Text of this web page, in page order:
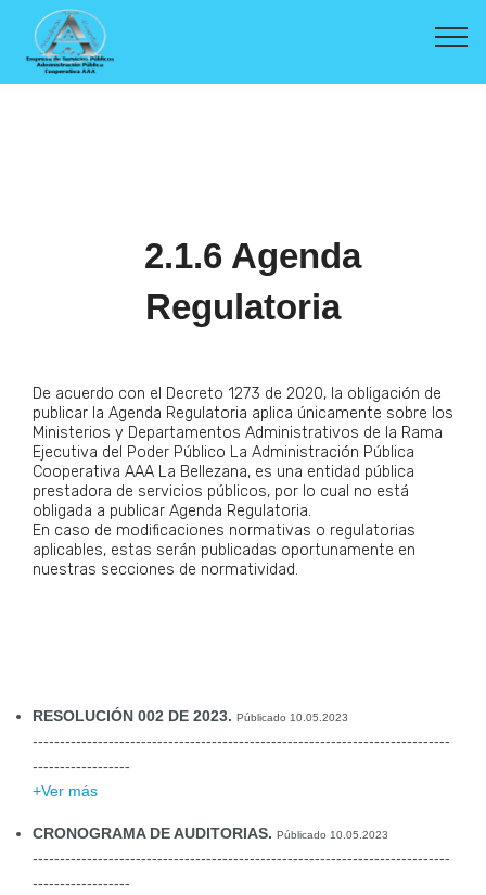
2.1.6 Agenda
Regulatoria
De acuerdo con el Decreto 1273 de 2020, la obligación de
publicar la Agenda Regulatoria aplica únicamente sobre los
Ministerios y Departamentos Administrativos de la Rama
Ejecutiva del Poder Público La Administración Pública
Cooperativa AAA La Bellezana, es una entidad pública
prestadora de servicios públicos, por lo cual no está
obligada a publicar Agenda Regulatoria.
En caso de modificaciones normativas o regulatorias
aplicables, estas serán publicadas oportunamente en
nuestras secciones de normatividad.
RESOLUCIÓN 002 DE 2023. Públicado 10.05.2023
-----------------------------------------------------------------------------
------------------
+Ver más
CRONOGRAMA DE AUDITORIAS. Públicado 10.05.2023
-----------------------------------------------------------------------------
------------------